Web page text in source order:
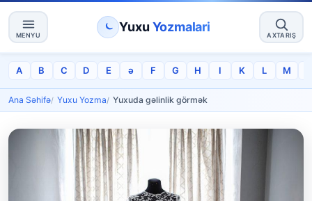
MENYU
Yuxu Yozmalari
AXTARIŞ
A B C D E ə F G H I K L M
Ana Səhifə Yuxu Yozma Yuxuda gəlinlik görmək